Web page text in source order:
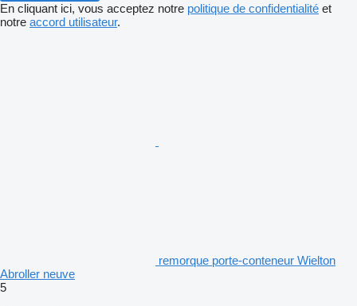
En cliquant ici, vous acceptez notre politique de confidentialité et
notre accord utilisateur.
remorque porte-conteneur Wielton
Abroller neuve
5